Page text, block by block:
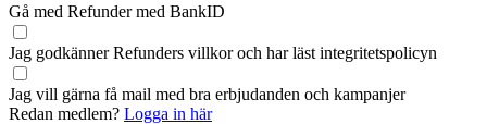
Gå med Refunder med BankID
Jag godkänner Refunders villkoroch har läst integritetspolicyn
Jag vill gärna få mail med bra erbjudanden och kampanjer
Redan medlem? Logga in här